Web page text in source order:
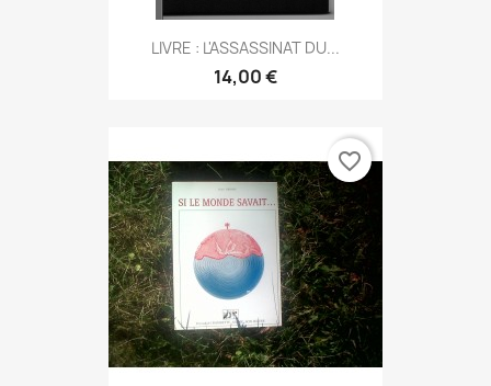
LIVRE : L'ASSASSINAT DU...
14,00 €
favorite_border